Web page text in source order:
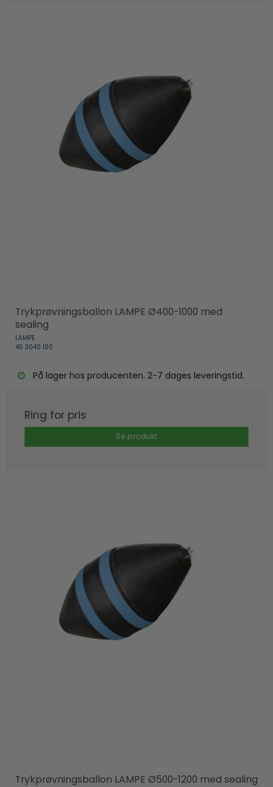
Trykprøvningsballon LAMPE Ø400-1000 med
sealing
LAMPE
45 3040 100
På lager hos producenten. 2-7 dages leveringstid.
Ring for pris
Se produkt
Trykprøvningsballon LAMPE Ø500-1200 med sealing